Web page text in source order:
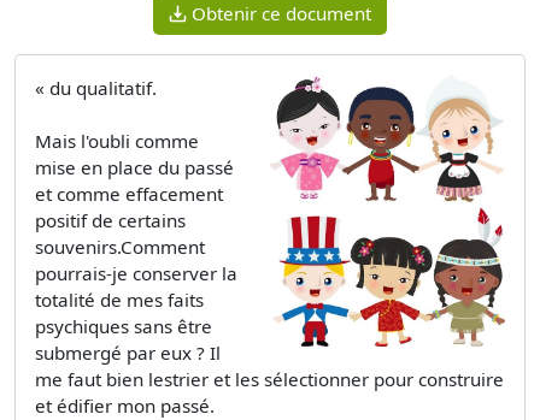
Obtenir ce document
« du qualitatif.
Mais l'oubli comme
mise en place du passé
et comme effacement
positif de certains
souvenirs.Comment
pourrais-je conserver la
totalité de mes faits
psychiques sans être
submergé par eux ? Il
me faut bien lestrier et les sélectionner pour construire
et édifier mon passé.